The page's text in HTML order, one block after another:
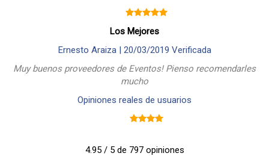
Los Mejores
Ernesto Araiza | 20/03/2019 Verificada
Muy buenos proveedores de Eventos! Pienso recomendarles
mucho
Opiniones reales de usuarios
4.95 / 5 de 797 opiniones